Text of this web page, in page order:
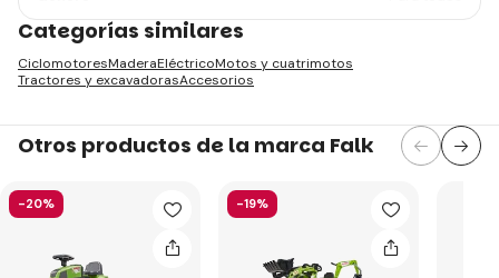
Categorías similares
CiclomotoresMaderaEléctricoMotos y cuatrimotos
Tractores y excavadorasAccesorios
Otros productos de la marca Falk
-20% -19%